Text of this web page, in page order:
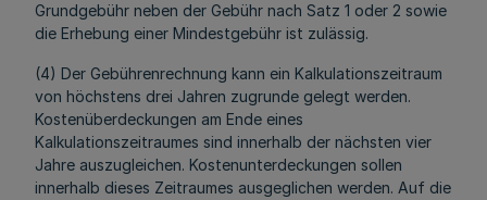
Grundgebühr neben der Gebühr nach Satz 1 oder 2 sowie
die Erhebung einer Mindestgebühr ist zulässig.
(4) Der Gebührenrechnung kann ein Kalkulationszeitraum
von höchstens drei Jahren zugrunde gelegt werden.
Kostenüberdeckungen am Ende eines
Kalkulationszeitraumes sind innerhalb der nächsten vier
Jahre auszugleichen. Kostenunterdeckungen sollen
innerhalb dieses Zeitraumes ausgeglichen werden. Auf die